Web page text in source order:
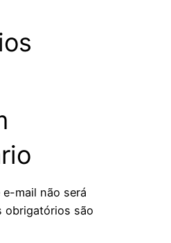
e-mail não será
obrigatórios são